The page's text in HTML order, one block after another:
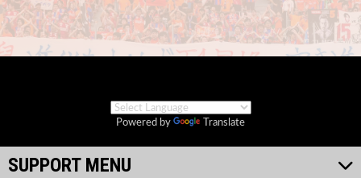
Powered by Translate
SUPPORT MENU